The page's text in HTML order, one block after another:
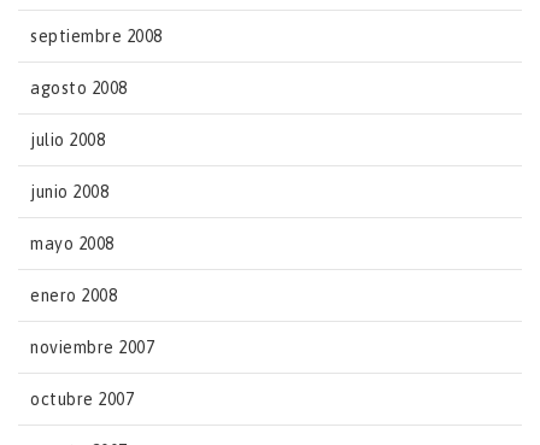
septiembre 2008
agosto 2008
julio 2008
junio 2008
mayo 2008
enero 2008
noviembre 2007
octubre 2007